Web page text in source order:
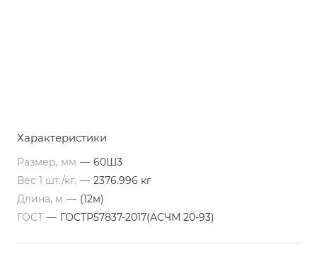
Характеристики
Размер, мм — 60Ш3
Вес 1 шт./кг. — 2376.996 кг
Длина, м — (12м)
ГОСТ — ГОСТР57837-2017(АСЧМ 20-93)